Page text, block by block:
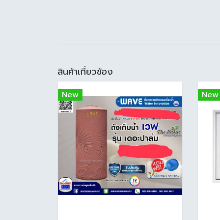
สินค้าเกี่ยวข้อง
New New